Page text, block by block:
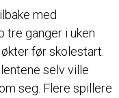
med
tre ganger i uken
før skolestart.
selv ville
seg. Flere spillere